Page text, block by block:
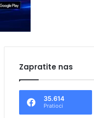
Zapratite nas
35.614
Pratioci